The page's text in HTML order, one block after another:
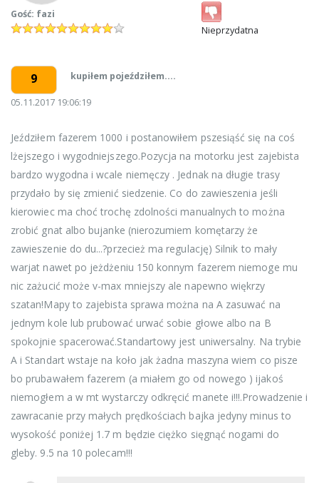
Gość: fazi
Nieprzydatna
9 kupiłem pojeździłem....
05.11.2017 19:06:19
Jeździłem fazerem 1000 i postanowiłem pszesiąść się na coś
lżejszego i wygodniejszego.Pozycja na motorku jest zajebista
bardzo wygodna i wcale niemęczy . Jednak na długie trasy
przydało by się zmienić siedzenie. Co do zawieszenia jeśli
kierowiec ma choć trochę zdolności manualnych to można
zrobić gnat albo bujanke (nierozumiem komętarzy że
zawieszenie do du...?przecież ma regulację) Silnik to mały
warjat nawet po jeżdżeniu 150 konnym fazerem niemoge mu
nic zażucić może v-max mniejszy ale napewno więkrzy
szatan!Mapy to zajebista sprawa można na A zasuwać na
jednym kole lub prubować urwać sobie głowe albo na B
spokojnie spacerować.Standartowy jest uniwersalny. Na trybie
A i Standart wstaje na koło jak żadna maszyna wiem co pisze
bo prubawałem fazerem (a miałem go od nowego ) ijakoś
niemogłem a w mt wystarczy odkręcić manete i!!!.Prowadzenie i
zawracanie przy małych prędkościach bajka jedyny minus to
wysokość poniżej 1.7 m będzie ciężko sięgnąć nogami do
gleby. 9.5 na 10 polecam!!!